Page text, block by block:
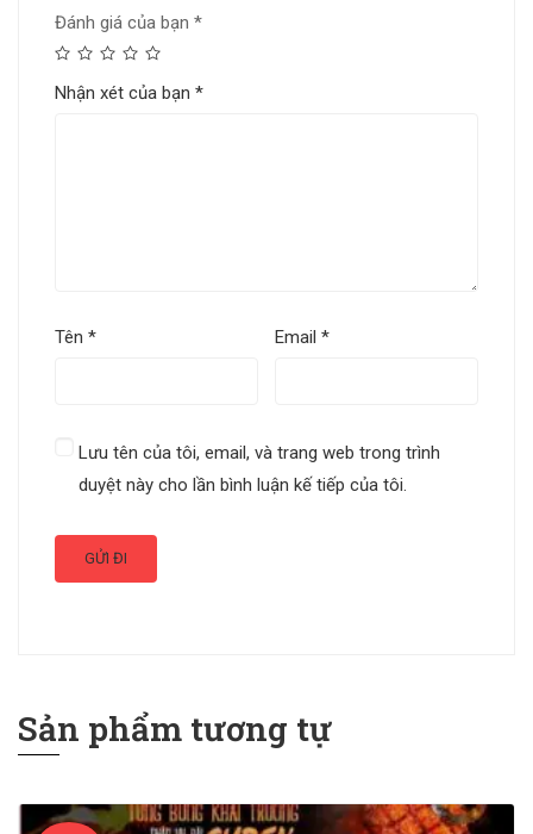
Đánh giá của bạn *
Nhận xét của bạn *
Tên * Email*
Lưu tên của tôi, email, và trang web trong trình
duyệt này cho lần bình luận kế tiếp của tôi.
Sản phẩm tương tự